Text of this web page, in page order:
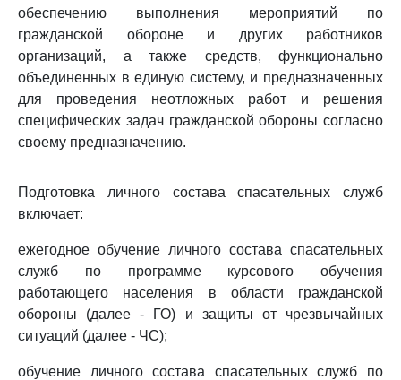
обеспечению выполнения мероприятий по
гражданской обороне и других работников
организаций, а также средств, функционально
объединенных в единую систему, и предназначенных
для проведения неотложных работ и решения
специфических задач гражданской обороны согласно
своему предназначению.
Подготовка личного состава спасательных служб
включает:
ежегодное обучение личного состава спасательных
служб по программе курсового обучения
работающего населения в области гражданской
обороны (далее - ГО) и защиты от чрезвычайных
ситуаций (далее - ЧС);
обучение личного состава спасательных служб по